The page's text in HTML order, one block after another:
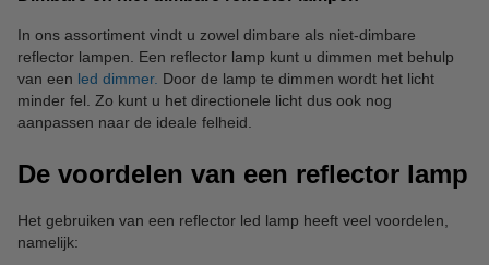
In ons assortiment vindt u zowel dimbare als niet-dimbare
reflector lampen. Een reflector lamp kunt u dimmen met behulp
van een led dimmer. Door de lamp te dimmen wordt het licht
minder fel. Zo kunt u het directionele licht dus ook nog
aanpassen naar de ideale felheid.
De voordelen van een reflector lamp
Het gebruiken van een reflector led lamp heeft veel voordelen,
namelijk: